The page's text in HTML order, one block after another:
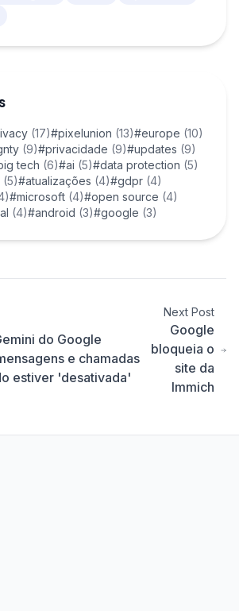
(17)#pixelunion (13)#europe (10)
(9)#privacidade (9)#updates (9)
tech (6)#ai (5)#data protection (5)
(5)#atualizações (4)#gdpr (4)
#microsoft (4)#open source (4)
(4)#android (3)#google (3)
do Google
e chamadas
estiver 'desativada'
Next Post
Google
bloqueia o
site da
Immich